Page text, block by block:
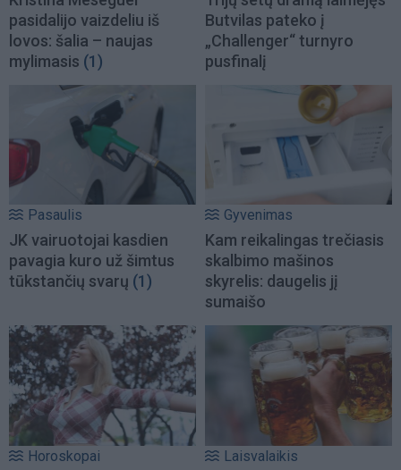
pasidalijo vaizdeliu iš
lovos: šalia – naujas
mylimasis (1)
Butvilas pateko į
„Challenger“ turnyro
pusfinalį
Pasaulis
JK vairuotojai kasdien
pavagia kuro už šimtus
tūkstančių svarų (1)
Gyvenimas
Kam reikalingas trečiasis
skalbimo mašinos
skyrelis: daugelis jį
sumaišo
Horoskopai Laisvalaikis